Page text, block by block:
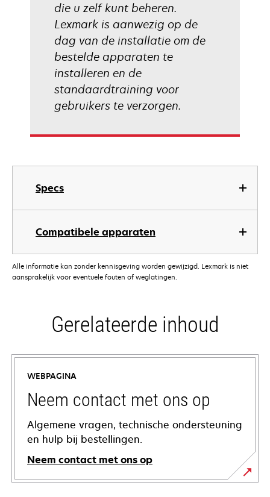
Specs
Compatibele apparaten
die u zelf kunt beheren.
Lexmark is aanwezig op de
dag van de installatie om de
bestelde apparaten te
installeren en de
standaardtraining voor
gebruikers te verzorgen.
Alle informatie kan zonder kennisgeving worden gewijzigd. Lexmark is niet
aansprakelijk voor eventuele fouten of weglatingen.
Gerelateerde inhoud
WEBPAGINA
Neem contact met ons op
Algemene vragen, technische ondersteuning
en hulp bij bestellingen.
Neem contact met ons op